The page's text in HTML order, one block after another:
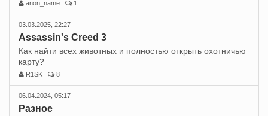
anon_name 1
03.03.2025, 22:27
Assassin's Creed 3
Как найти всех животных и полностью открыть охотничью
карту?
R1SK 8
06.04.2024, 05:17
Разное